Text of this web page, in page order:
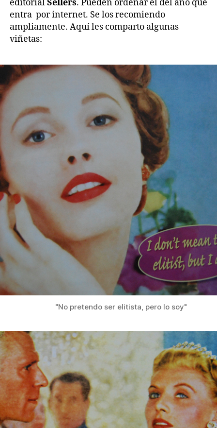
editorialSellers. Pueden ordenar el del año que
entra por internet. Se los recomiendo
ampliamente. Aquí les comparto algunas
viñetas:
"No pretendo ser elitista, pero lo soy"